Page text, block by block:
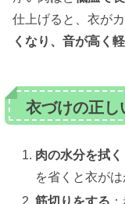
仕上げると、衣が
くなり、音が高く
衣づけの正し
肉の水分を拭く
を省くと衣がは
筋切りをする